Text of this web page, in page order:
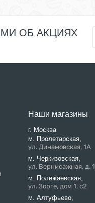
ОБ АКЦИЯХ
Наши магазины
г. Москва
м. Пролетарская,
ул. Динамовская, 1А
м. Черкизовская,
ул. Вернисажная, д.
м. Полежаевская,
ул. Зорге, дом 1, с2
м. Алтуфьево,